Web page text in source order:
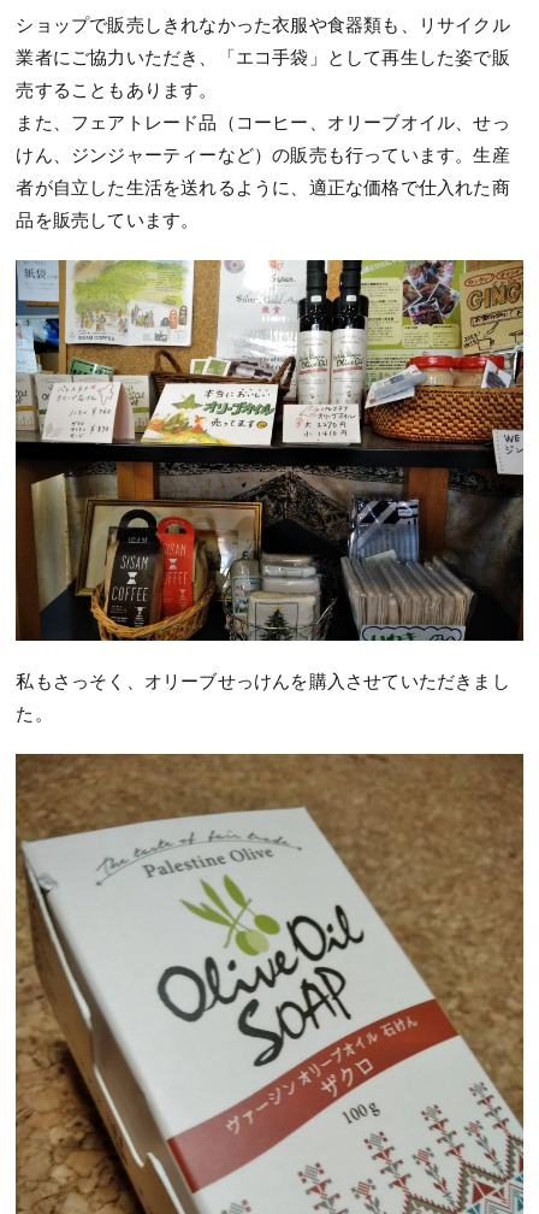
ショップで販売しきれなかった衣服や食器類も、リサイクル
業者にご協力いただき、「エコ手袋」として再生した姿で販
売することもあります。
また、フェアトレード品（コーヒー、オリーブオイル、せっ
けん、ジンジャーティーなど）の販売も行っています。生産
者が自立した生活を送れるように、適正な価格で仕入れた商
品を販売しています。
私もさっそく、オリーブせっけんを購入させていただきまし
た。